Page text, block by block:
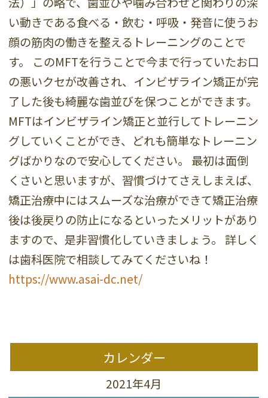
い動きである食べる・飲む・呼吸・発音に使うお
顔の筋肉の働きを整えるトレーニングのことで
す。 このMFTを行うことで今まで行っていたお口
の悪いクセが改善され、インビザライン矯正が完
了した後も綺麗な歯並びを保つことができます。
MFTはインビザライン矯正と並行してトレーニン
グしていくことができ、どれも簡単なトレーニン
グばかりなので安心してください。 最初は面倒
くさいと思いますが、習慣づけてさえしまえば、
矯正治療中にはスムーズな治療ができて矯正治療
後は後戻りの防止になるといったメリットがあり
ますので、是非習慣化していきましょう。 詳しく
は歯科医院で相談してみてくださいね！
https://www.asai-dc.net/
カレンダー
2021年4月